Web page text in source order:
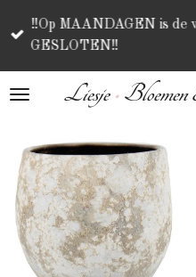
direct
hoofdinhoud
Liesje•
‼️Op MAANDAGEN is
GESLOTEN‼️